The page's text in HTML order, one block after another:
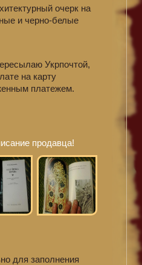
очерк на
и черно-белые
Укрпочтой,
на карту
платежем.
продавца!
для заполнения